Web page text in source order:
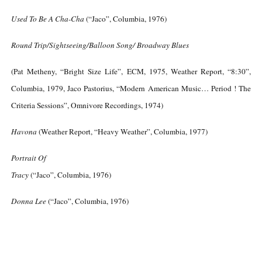
Used To Be A Cha-Cha (“Jaco”, Columbia, 1976)
Round Trip/Sightseeing/Balloon Song/ Broadway Blues
(Pat Metheny, “Bright Size Life”, ECM, 1975, Weather Report, “8:30”,
Columbia, 1979, Jaco Pastorius, “Modern American Music… Period ! The
Criteria Sessions”, Omnivore Recordings, 1974)
Havona (Weather Report, “Heavy Weather”, Columbia, 1977)
Portrait Of
Tracy(“Jaco”, Columbia, 1976)
Donna Lee(“Jaco”, Columbia, 1976)